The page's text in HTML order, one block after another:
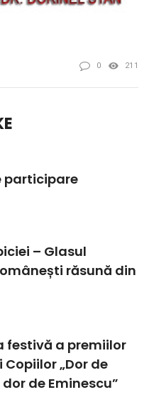
0 211
participare
– Glasul
răsună din
festivă a premiilor
„Dor de
de Eminescu”